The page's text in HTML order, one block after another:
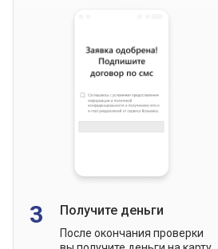
3 Получите деньги
После окончания проверки